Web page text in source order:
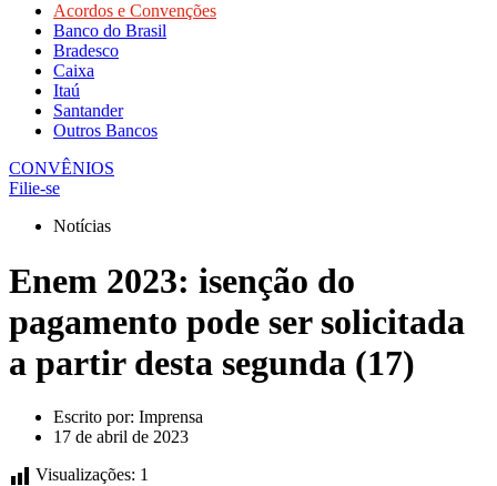
Acordos e Convenções
Banco do Brasil
Bradesco
Caixa
Itaú
Santander
Outros Bancos
CONVÊNIOS
Filie-se
Notícias
Enem 2023: isenção do
pagamento pode ser solicitada
a partir desta segunda (17)
Escrito por: Imprensa
17 de abril de 2023
Visualizações: 1